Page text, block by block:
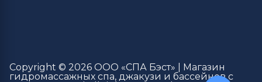
Copyright © 2026 ООО «СПА Бэст» | Магазин
гидромассажных спа, джакузи и бассейнов с